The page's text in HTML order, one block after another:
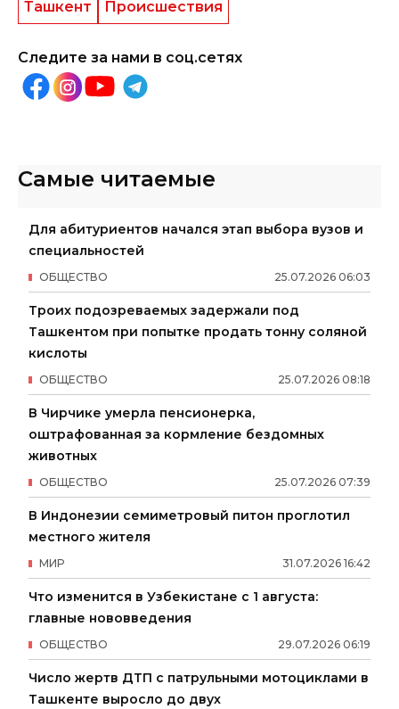
Ташкент Происшествия
Следите за нами в соц.сетях
Самые читаемые
Для абитуриентов начался этап выбора вузов и
специальностей
25.07.2026 06:03
ОБЩЕСТВО
Троих подозреваемых задержали под
Ташкентом при попытке продать тонну соляной
кислоты
25.07.2026 08:18
ОБЩЕСТВО
В Чирчике умерла пенсионерка,
оштрафованная за кормление бездомных
животных
25.07.2026 07:39
ОБЩЕСТВО
В Индонезии семиметровый питон проглотил
местного жителя
31.07.2026 16:42
МИР
Что изменится в Узбекистане с 1 августа:
главные нововведения
29.07.2026 06:19
ОБЩЕСТВО
Число жертв ДТП с патрульными мотоциклами в
Ташкенте выросло до двух